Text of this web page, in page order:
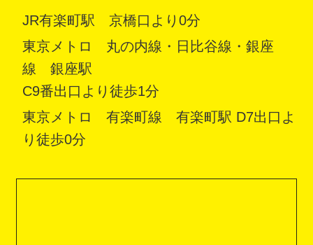
JR有楽町駅 京橋口より0分
東京メトロ 丸の内線・日比谷線・銀座
線 銀座駅
C9番出口より徒歩1分
東京メトロ 有楽町線 有楽町駅 D7出口よ
り徒歩0分